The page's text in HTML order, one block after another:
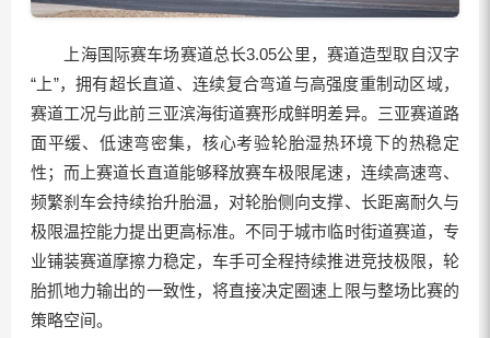
上海国际赛车场赛道总长3.05公里，赛道造型取自汉字
“上”，拥有超长直道、连续复合弯道与高强度重制动区域，
赛道工况与此前三亚滨海街道赛形成鲜明差异。三亚赛道路
面平缓、低速弯密集，核心考验轮胎湿热环境下的热稳定
性；而上赛道长直道能够释放赛车极限尾速，连续高速弯、
频繁刹车会持续抬升胎温，对轮胎侧向支撑、长距离耐久与
极限温控能力提出更高标准。不同于城市临时街道赛道，专
业铺装赛道摩擦力稳定，车手可全程持续推进竞技极限，轮
胎抓地力输出的一致性，将直接决定圈速上限与整场比赛的
策略空间。